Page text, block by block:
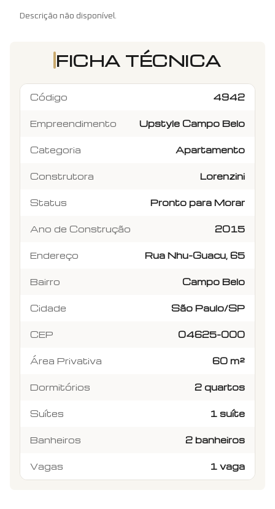
Descrição não disponível.
FICHA TÉCNICA
Código 4942
Empreendimento Upstyle Campo Belo
Categoria Apartamento
Construtora Lorenzini
Status Pronto para Morar
Ano de Construção 2015
Endereço Rua Nhu-Guacu, 65
Bairro Campo Belo
Cidade São Paulo/SP
CEP 04625-000
Área Privativa 60 m²
Dormitórios 2 quartos
Suítes 1 suíte
Banheiros 2 banheiros
Vagas 1 vaga